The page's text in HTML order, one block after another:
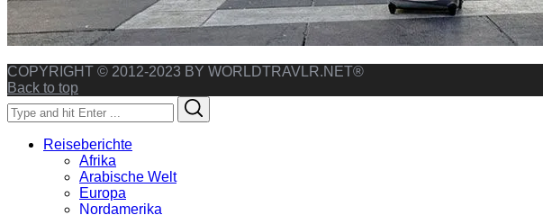
COPYRIGHT © 2012-2023 BY WORLDTRAVLR.NET®
Back to top
Search
for:
Reiseberichte
Afrika
Arabische Welt
Europa
Nordamerika